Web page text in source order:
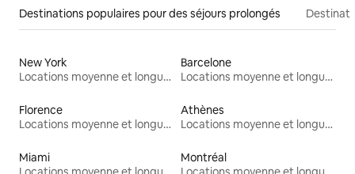
Destinations populaires pour des séjours prolongés
New York
Locations moyenne et longue durée
Barcelone
Locations moyenne et longue durée
Florence
Locations moyenne et longue durée
Athènes
Locations moyenne et longue durée
Miami
Montréal